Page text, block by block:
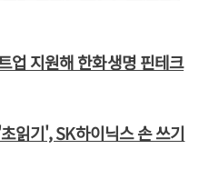
업 지원해 한화생명 핀테크
읽기', SK하이닉스 손 쓰기